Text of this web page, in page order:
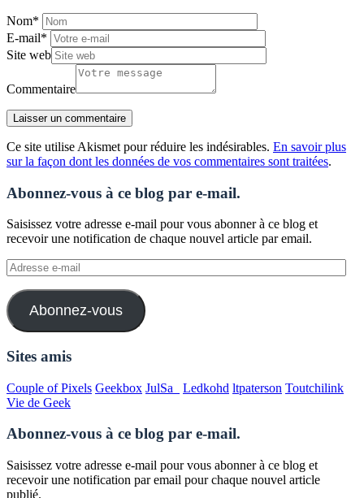
Nom*
E-mail*
Site web
Commentaire
Ce site utilise Akismet pour réduire les indésirables. En savoir plus
sur la façon dont les données de vos commentaires sont traitées.
Abonnez-vous à ce blog par e-mail.
Saisissez votre adresse e-mail pour vous abonner à ce blog et
recevoir une notification de chaque nouvel article par email.
Adresse
e-
mail
Abonnez-vous
Sites amis
Couple of Pixels Geekbox JulSa_ Ledkohd ltpaterson Toutchilink
Vie de Geek
Abonnez-vous à ce blog par e-mail.
Saisissez votre adresse e-mail pour vous abonner à ce blog et
recevoir une notification par email pour chaque nouvel article
publié.